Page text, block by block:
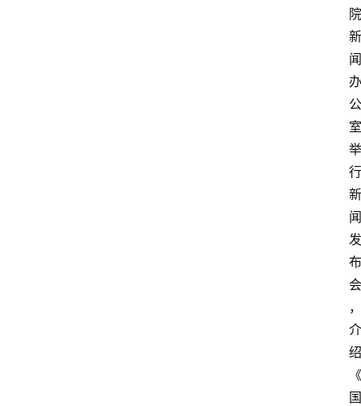
院
新
闻
办
公
室
举
行
新
闻
发
布
会
，
介
绍
《
国